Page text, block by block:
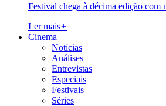
Festival chega à décima edição com
Ler mais+
Cinema
Notícias
Análises
Entrevistas
Especiais
Festivais
Séries